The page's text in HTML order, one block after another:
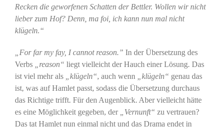
Recken die geworfenen Schatten der Bettler. Wollen wir nicht
lieber zum Hof? Denn, ma foi, ich kann nun mal nicht
klügeln.“
„For far my fay, I cannot reason.” In der Übersetzung des
Verbs
„reason“ liegt vielleicht der Hauch einer Lösung. Das
ist viel mehr als
„klügeln“, auch wenn „klügeln“ genau das
ist, was auf Hamlet passt, sodass die Übersetzung durchaus
das Richtige trifft. Für den Augenblick. Aber vielleicht hätte
es eine Möglichkeit gegeben, der
„Vernunft“ zu vertrauen?
Das tat Hamlet nun einmal nicht und das Drama endet in